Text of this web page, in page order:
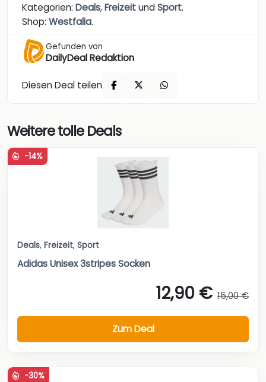
Kategorien: Deals,FreizeitundSport.
Shop: Westfalia.
Gefunden von
DailyDeal Redaktion
Diesen Deal teilen
Weitere tolle Deals
-14%
Deals, Freizeit, Sport
Adidas Unisex 3stripes Socken
12,90 € 15,00 €
Zum Deal
-30%